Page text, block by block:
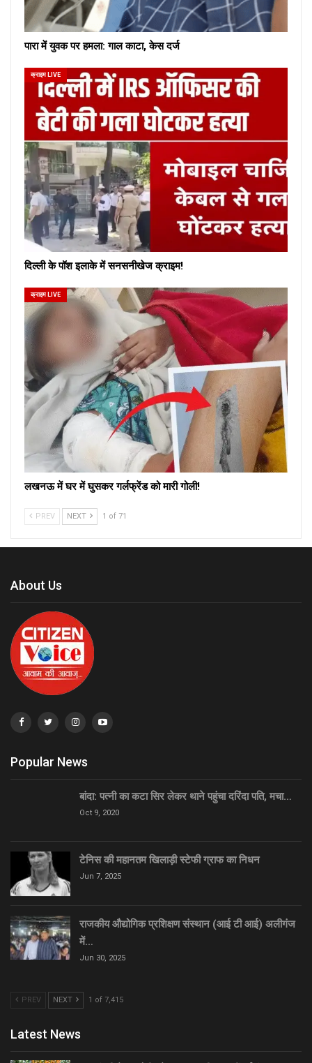
पारा में युवक पर हमला: गाल काटा, केस दर्ज
क्राइम LIVE
दिल्ली के पॉश इलाके में सनसनीखेज क्राइम!
क्राइम LIVE
लखनऊ में घर में घुसकर गर्लफ्रेंड को मारी गोली!
PREV NEXT 1 of 71
About Us
Popular News
बांदा: पत्नी का कटा सिर लेकर थाने पहुंचा दरिंदा पति, मचा…
Oct 9, 2020
टेनिस की महानतम खिलाड़ी स्टेफी ग्राफ का निधन
Jun 7, 2025
राजकीय औद्योगिक प्रशिक्षण संस्थान (आई टी आई) अलीगंज
में…
Jun 30, 2025
PREV NEXT 1 of 7,415
Latest News